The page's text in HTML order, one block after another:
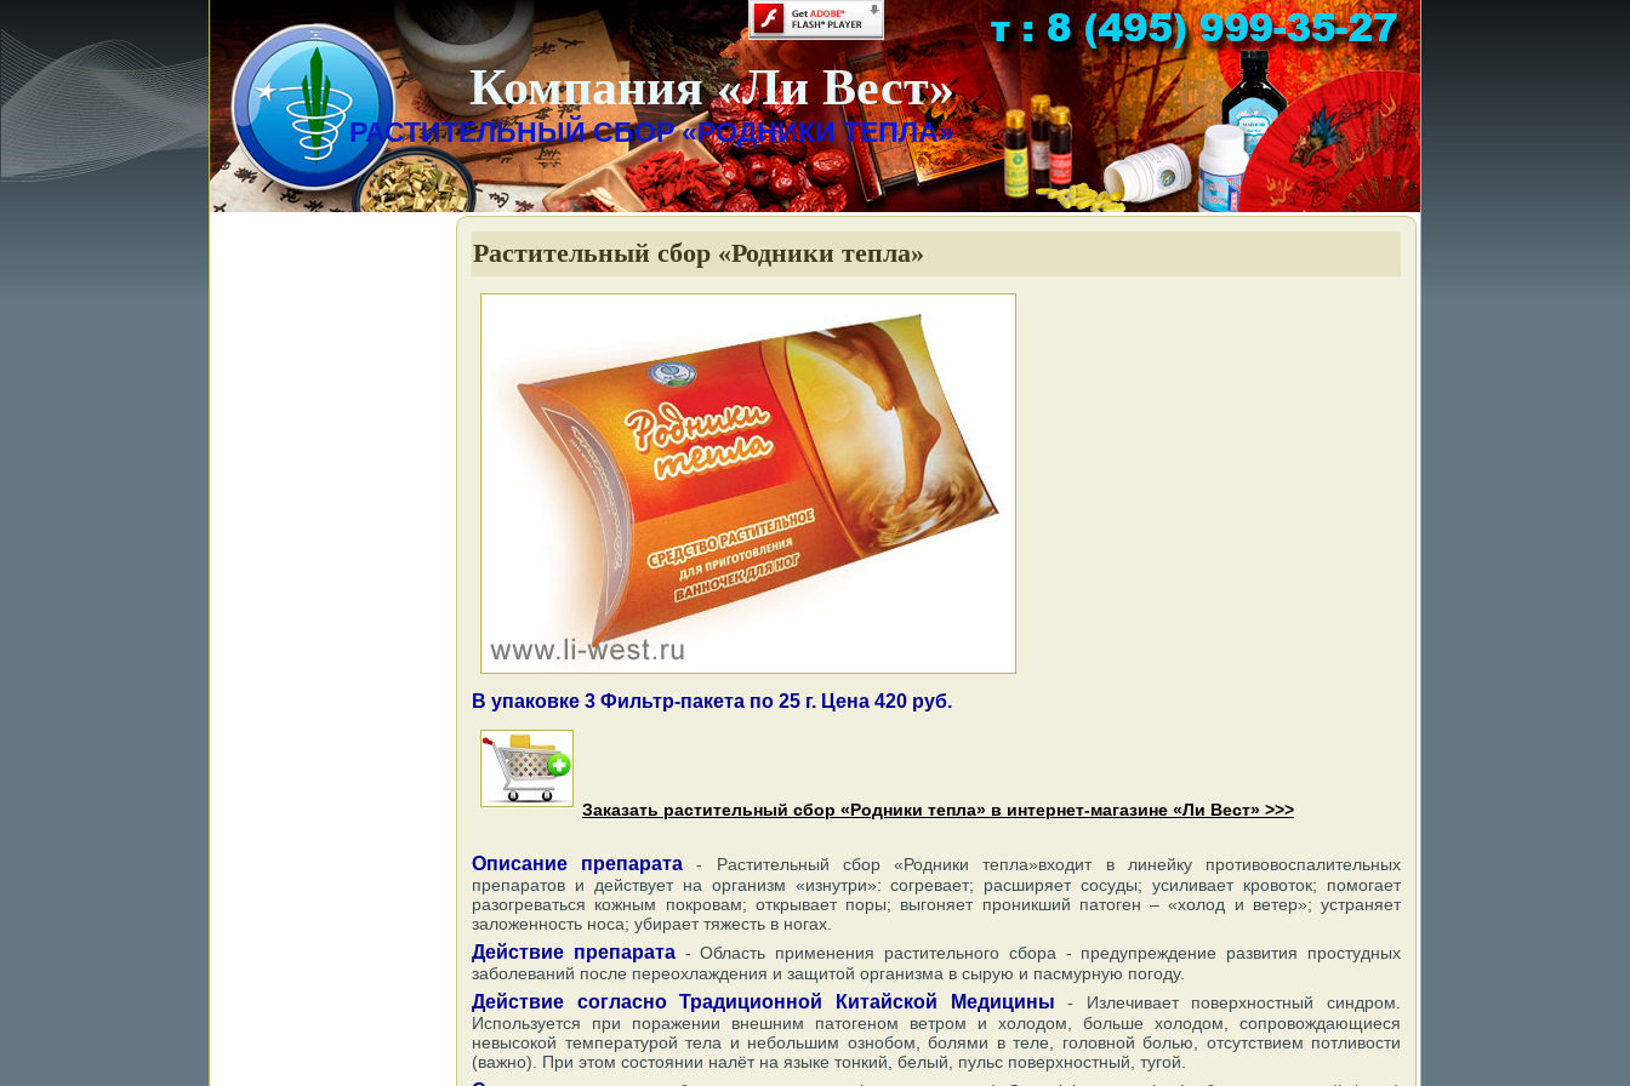
Компания «Ли Вест»
РАСТИТЕЛЬНЫЙ СБОР «РОДНИКИ ТЕПЛА»
Растительный сбор «Родники тепла»
В упаковке 3 Фильтр-пакета по 25 г. Цена 420 руб.
Заказать растительный сбор «Родники тепла» в интернет-магазине «Ли Вест» >>>
Описание препарата - Растительный сбор «Родники тепла»входит в линейку противовоспалительных
препаратов и действует на организм «изнутри»: согревает; расширяет сосуды; усиливает кровоток; помогает
разогреваться кожным покровам; открывает поры; выгоняет проникший патоген – «холод и ветер»; устраняет
заложенность носа; убирает тяжесть в ногах.
Действие препарата - Область применения растительного сбора - предупреждение развития простудных
заболеваний после переохлаждения и защитой организма в сырую и пасмурную погоду.
Действие согласно Традиционной Китайской Медицины- Излечивает поверхностный синдром.
Используется при поражении внешним патогеном ветром и холодом, больше холодом, сопровождающиеся
невысокой температурой тела и небольшим ознобом, болями в теле, головной болью, отсутствием потливости
(важно). При этом состоянии налёт на языке тонкий, белый, пульс поверхностный, тугой.